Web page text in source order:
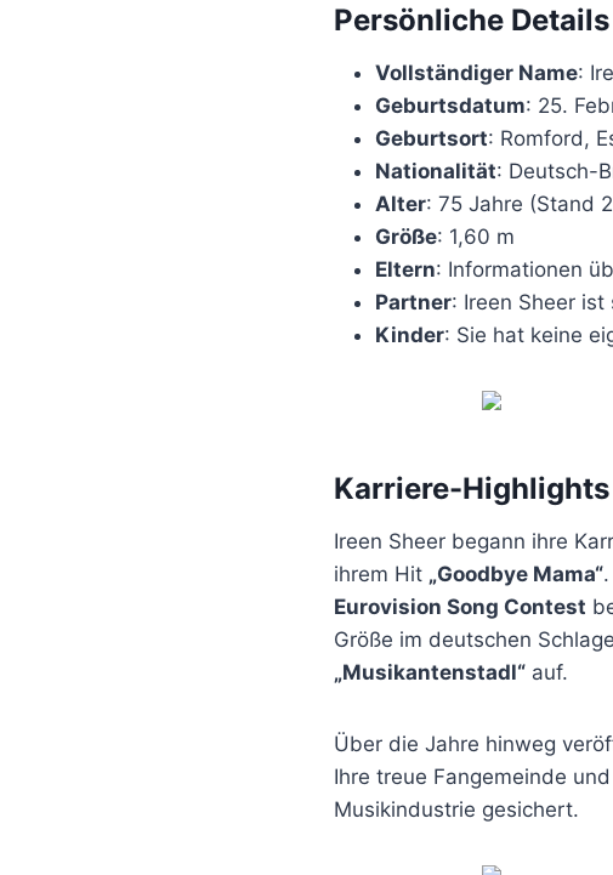
Persönliche Details
Vollständiger Name:
Geburtsdatum: 25.
Geburtsort: Romford,
Nationalität: Deutsch-
Alter: 75 Jahre (Stand
Größe: 1,60 m
Eltern: Informationen
Partner: Ireen Sheer
Kinder: Sie hat keine
Karriere-Highlights
Ireen Sheer begann ihre
ihrem Hit „Goodbye Mama“
Eurovision Song Contest
Größe im deutschen
„Musikantenstadl“ auf.
Über die Jahre hinweg
Ihre treue Fangemeinde
Musikindustrie gesichert.